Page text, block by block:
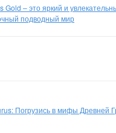
Gold – это яркий и
подводный мир
Погрузись в мифы Древней